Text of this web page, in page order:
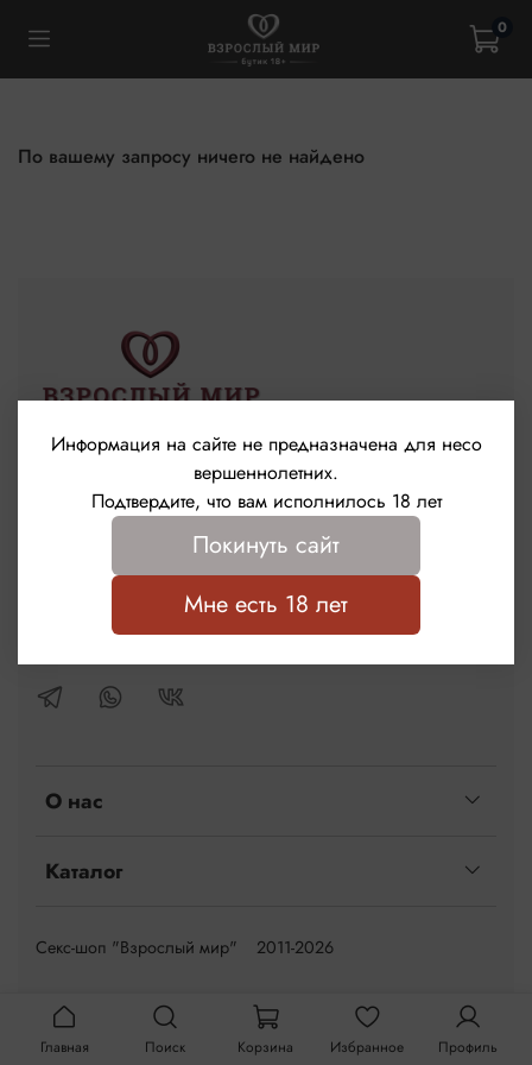
0
По вашему запросу ничего не найдено
О нас
Каталог
+79272895766
г.Пенза, ул.Карпинского, 36
КОНСУЛЬТАЦИЯ
Секс-шоп "Взрослый мир" 2011-2026
Главная Поиск Корзина Избранное Профиль
Информация на сайте не предназначена для несо
вершеннолетних.
Подтвердите, что вам исполнилось 18 лет
Покинуть сайт
Мне есть 18 лет